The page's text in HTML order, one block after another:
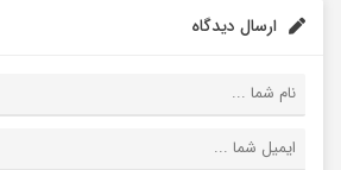
ارسال دیدگاه